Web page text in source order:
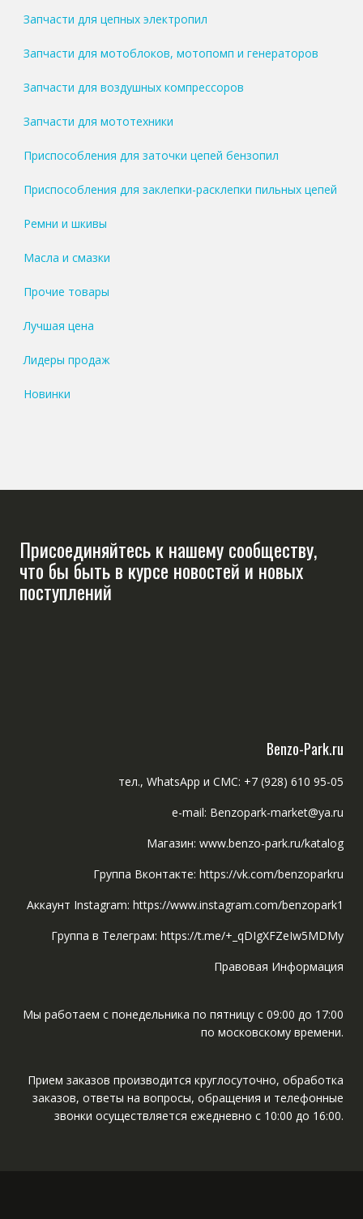
Запчасти для цепных электропил
Запчасти для мотоблоков, мотопомп и генераторов
Запчасти для воздушных компрессоров
Запчасти для мототехники
Приспособления для заточки цепей бензопил
Приспособления для заклепки-расклепки пильных цепей
Ремни и шкивы
Масла и смазки
Прочие товары
Лучшая цена
Лидеры продаж
Новинки
Присоединяйтесь к нашему сообществу,
что бы быть в курсе новостей и новых
поступлений
Benzo-Park.ru
тел., WhatsApp и СМС: +7 (928) 610 95-05
e-mail: Benzopark-market@ya.ru
Магазин: www.benzo-park.ru/katalog
Группа Вконтакте: https://vk.com/benzoparkru
Аккаунт Instagram: https://www.instagram.com/benzopark1
Группа в Телеграм: https://t.me/+_qDIgXFZeIw5MDMy
Правовая Информация
Мы работаем с понедельника по пятницу с 09:00 до 17:00
по московскому времени.
Прием заказов производится круглосуточно, обработка
заказов, ответы на вопросы, обращения и телефонные
звонки осуществляется ежедневно с 10:00 до 16:00.